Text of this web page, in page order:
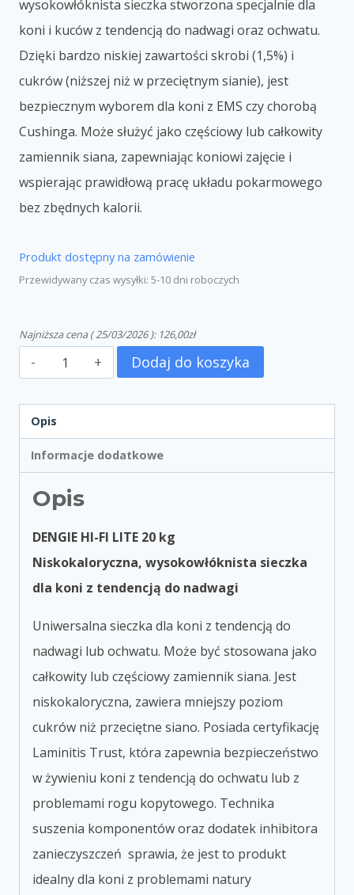
wysokowłóknista sieczka stworzona specjalnie dla
koni i kuców z tendencją do nadwagi oraz ochwatu.
Dzięki bardzo niskiej zawartości skrobi (1,5%) i
cukrów (niższej niż w przeciętnym sianie), jest
bezpiecznym wyborem dla koni z EMS czy chorobą
Cushinga. Może służyć jako częściowy lub całkowity
zamiennik siana, zapewniając koniowi zajęcie i
wspierając prawidłową pracę układu pokarmowego
bez zbędnych kalorii.
Produkt dostępny na zamówienie
Przewidywany czas wysyłki: 5-10 dni roboczych
Najniższa cena (25/03/2026): 126,00zł
Dodaj do koszyka
Opis
Informacje dodatkowe
Opis
DENGIE HI-FI LITE 20 kg
Niskokaloryczna, wysokowłóknista sieczka
dla koni z tendencją do nadwagi
Uniwersalna sieczka dla koni z tendencją do
nadwagi lub ochwatu. Może być stosowana jako
całkowity lub częściowy zamiennik siana. Jest
niskokaloryczna, zawiera mniejszy poziom
cukrów niż przeciętne siano. Posiada certyfikację
Laminitis Trust, która zapewnia bezpieczeństwo
w żywieniu koni z tendencją do ochwatu lub z
problemami rogu kopytowego. Technika
suszenia komponentów oraz dodatek inhibitora
zanieczyszczeń sprawia, że jest to produkt
idealny dla koni z problemami natury